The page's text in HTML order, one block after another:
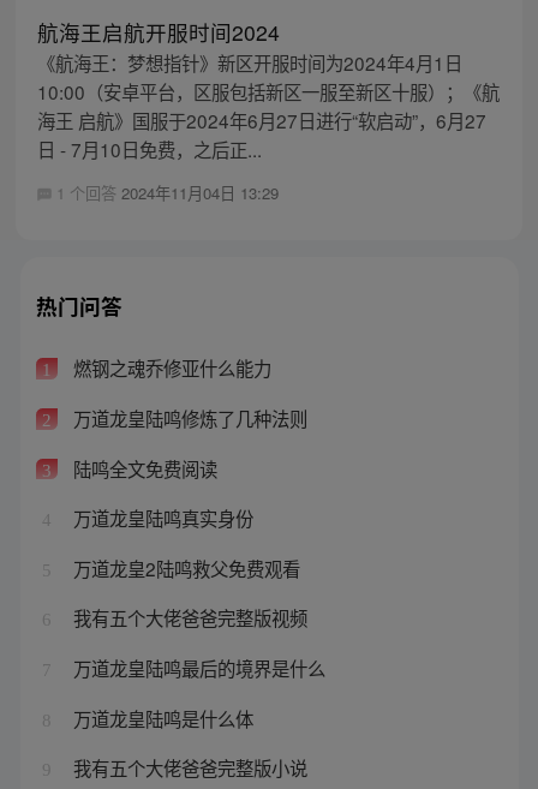
航海王启航开服时间2024
《航海王：梦想指针》新区开服时间为2024年4月1日
10:00（安卓平台，区服包括新区一服至新区十服）；《航
海王 启航》国服于2024年6月27日进行“软启动”，6月27
日 - 7月10日免费，之后正...
1 个回答 2024年11月04日 13:29
热门问答
1 燃钢之魂乔修亚什么能力
2 万道龙皇陆鸣修炼了几种法则
3 陆鸣全文免费阅读
4 万道龙皇陆鸣真实身份
5 万道龙皇2陆鸣救父免费观看
6 我有五个大佬爸爸完整版视频
7 万道龙皇陆鸣最后的境界是什么
8 万道龙皇陆鸣是什么体
9 我有五个大佬爸爸完整版小说